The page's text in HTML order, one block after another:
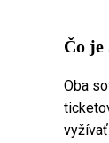
Čo
Oba